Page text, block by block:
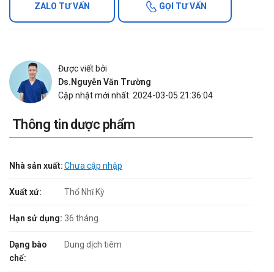
ZALO TƯ VẤN GỌI TƯ VẤN
Được viết bởi
Ds.Nguyễn Văn Trường
Cập nhật mới nhất: 2024-03-05 21:36:04
Thông tin dược phẩm
Nhà sản xuất:Chưa cập nhập
Xuất xứ: Thổ Nhĩ Kỳ
Hạn sử dụng: 36 tháng
Dạng bào
chế:
Dung dịch tiêm